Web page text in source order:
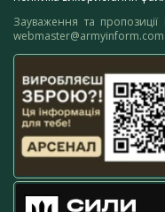
Зауваження та